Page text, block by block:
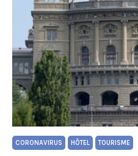
CORONAVIRUS HÔTEL TOURISME